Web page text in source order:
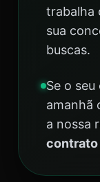
trabalha
sua
buscas.
Se o
amanhã
a nossa
contrato